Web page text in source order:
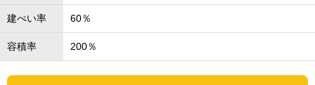
建ぺい率 60％
容積率 200％